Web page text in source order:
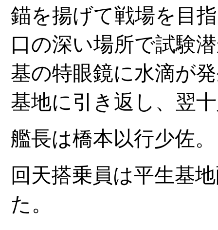
錨を揚げて戦場を目
口の深い場所で試験
基の特眼鏡に水滴が
基地に引き返し、翌
艦長は橋本以行少佐。
回天搭乗員は平生基
た。